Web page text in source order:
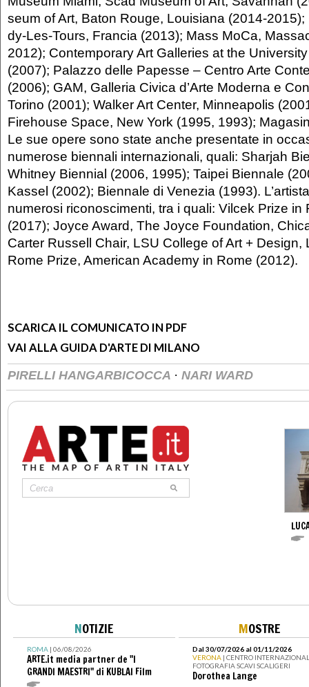
seum of Art, Baton Rouge, Louisiana (2014-
dy-Les-Tours, Francia (2013); Mass MoCa,
2012); Contemporary Art Galleries at the
(2007); Palazzo delle Papesse – Centro Arte
(2006); GAM, Galleria Civica d’Arte Moderna e
Torino (2001); Walker Art Center, Minneapolis
Firehouse Space, New York (1995, 1993);
Le sue opere sono state anche presentate in
numerose biennali internazionali, quali: Sharjah
Whitney Biennial (2006, 1995); Taipei Biennale
Kassel (2002); Biennale di Venezia (1993).
numerosi riconoscimenti, tra i quali: Vilcek Pri­ze in
(2017); Joyce Award, The Joyce Founda­tion,
Carter Russell Chair, LSU College of Art + Design,
Rome Prize, American Academy in Rome (2012).
SCARICA IL COMUNICATO IN PDF
VAI ALLA GUIDA D'ARTE DI MILANO
PIRELLI HANGARBICOCCA · NARI WARD
NOTIZIE
ROMA| 06/08/2026
ARTE.it media partner de "I
GRANDI MAESTRI" di KUBLAI Film
MOSTRE
Dal 30/07/2026 al 01/11/2026
VERONA | CENTRO
FOTOGRAFIA SCAVI SCALIGERI
Dorothea Lange